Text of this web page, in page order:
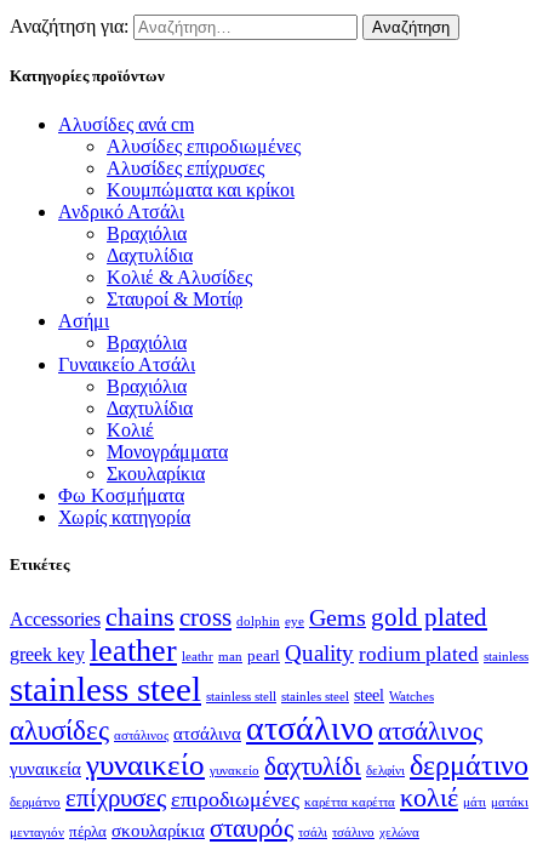
Αναζήτηση για:
Κατηγορίες προϊόντων
Αλυσίδες ανά cm
Αλυσίδες επιροδιωμένες
Αλυσίδες επίχρυσες
Κουμπώματα και κρίκοι
Ανδρικό Ατσάλι
Βραχιόλια
Δαχτυλίδια
Κολιέ & Αλυσίδες
Σταυροί & Μοτίφ
Ασήμι
Βραχιόλια
Γυναικείο Ατσάλι
Βραχιόλια
Δαχτυλίδια
Κολιέ
Μονογράμματα
Σκουλαρίκια
Φω Κοσμήματα
Χωρίς κατηγορία
Ετικέτες
Accessories chains cross dolphin eye Gems gold plated
greek key leather leathr man pearl Quality rodium plated stainless
stainless steel stainless stell stainles steel steel Watches
αλυσίδες αστάλινος ατσάλινα ατσάλινο ατσάλινος
γυναικεία γυναικείο γυνακείο δαχτυλίδι δελφίνι δερμάτινο
δερμάτνο επίχρυσες επιροδιωμένες καρέττα καρέττα κολιέ μάτι ματάκι
μενταγιόν πέρλα σκουλαρίκια σταυρός τσάλι τσάλινο χελώνα